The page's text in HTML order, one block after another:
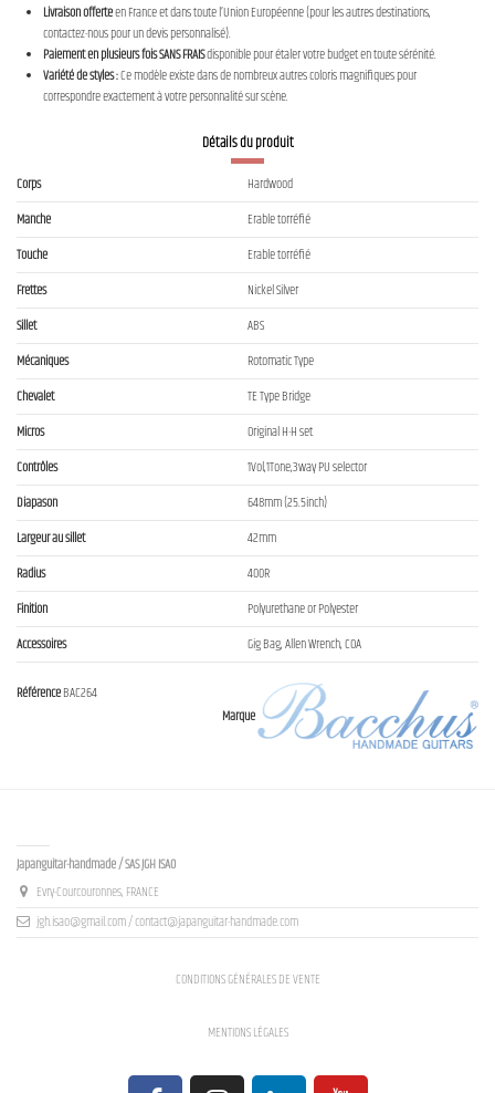
Livraison offerteen France et dans toute l’Union Européenne (pour les autres destinations,
contactez-nous pour un devis personnalisé).
Paiement en plusieurs fois SANS FRAISdisponible pour étaler votre budget en toute sérénité.
Variété de styles :Ce modèle existe dans de nombreux autres coloris magnifiques pour
correspondre exactement à votre personnalité sur scène.
Détails du produit
Corps
Hardwood
Manche
Erable torréfié
Touche
Erable torréfié
Frettes
Nickel Silver
Sillet
ABS
Mécaniques
Rotomatic Type
Chevalet
TE Type Bridge
Micros
Original H-H set
Contrôles
1Vol,1Tone,3way PU selector
Diapason
648mm (25.5inch)
Largeur au sillet
42mm
Radius
400R
Finition
Polyurethane or Polyester
Accessoires
Gig Bag, Allen Wrench, COA
Marque
RéférenceBAC264
Japanguitar-handmade / SAS JGH ISAO
Evry-Courcouronnes, FRANCE
jgh.isao@gmail.com / contact@japanguitar-handmade.com
CONDITIONS GÉNÉRALES DE VENTE
MENTIONS LÉGALES